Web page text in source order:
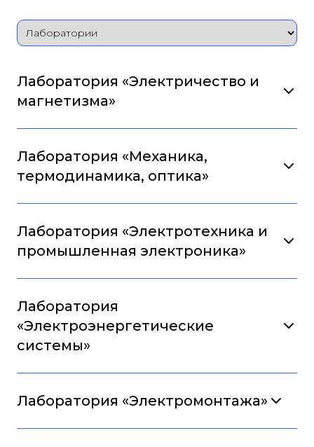
Лаборатория «Электричество и
магнетизма»
Лаборатория «Механика,
термодинамика, оптика»
Лаборатория «Электротехника и
промышленная электроника»
Лаборатория
«Электроэнергетические
системы»
Лаборатория «Электромонтажа»